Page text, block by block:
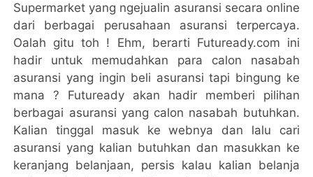
Supermarket yang ngejualin asuransi secara online
dari berbagai perusahaan asuransi terpercaya.
Oalah gitu toh ! Ehm, berarti Futuready.com ini
hadir untuk memudahkan para calon nasabah
asuransi yang ingin beli asuransi tapi bingung ke
mana ? Futuready akan hadir memberi pilihan
berbagai asuransi yang calon nasabah butuhkan.
Kalian tinggal masuk ke webnya dan lalu cari
asuransi yang kalian butuhkan dan masukkan ke
keranjang belanjaan, persis kalau kalian belanja